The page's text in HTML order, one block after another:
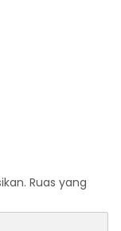
Ruas yang